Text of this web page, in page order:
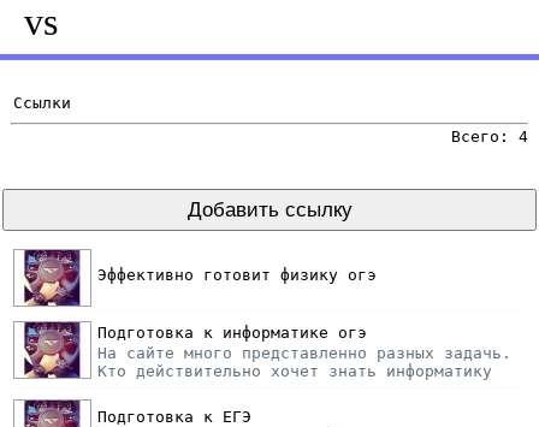
vs
Ссылки
Всего: 4
Эффективно готовит физику огэ
Подготовка к информатике огэ
На сайте много представленно разных задачь.
Кто действительно хочет знать информатику
Подготовка к ЕГЭ